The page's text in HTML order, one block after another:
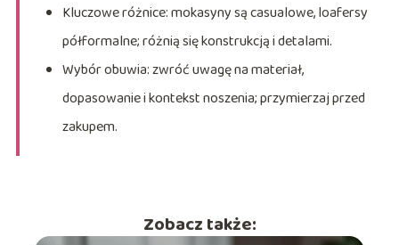
Kluczowe różnice: mokasyny są casualowe, loafersy
półformalne; różnią się konstrukcją i detalami.
Wybór obuwia: zwróć uwagę na materiał,
dopasowanie i kontekst noszenia; przymierzaj przed
zakupem.
Zobacz także: